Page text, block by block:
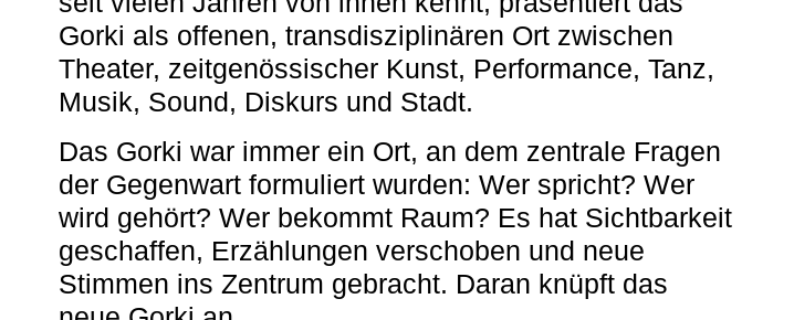
Gorki als offenen, transdisziplinären Ort zwischen
Theater, zeitgenössischer Kunst, Performance, Tanz,
Musik, Sound, Diskurs und Stadt.
Das Gorki war immer ein Ort, an dem zentrale Fragen
der Gegenwart formuliert wurden: Wer spricht? Wer
wird gehört? Wer bekommt Raum? Es hat Sichtbarkeit
geschaffen, Erzählungen verschoben und neue
Stimmen ins Zentrum gebracht. Daran knüpft das